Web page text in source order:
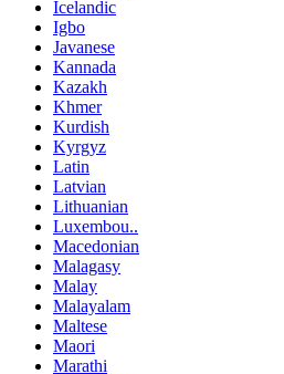
Icelandic
Igbo
Javanese
Kannada
Kazakh
Khmer
Kurdish
Kyrgyz
Latin
Latvian
Lithuanian
Luxembou..
Macedonian
Malagasy
Malay
Malayalam
Maltese
Maori
Marathi